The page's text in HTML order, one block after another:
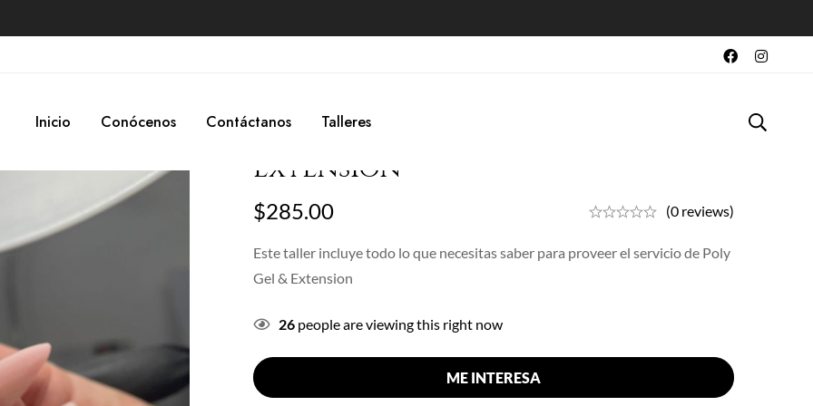
Inicio Conócenos Contáctanos Talleres
Taller Privado: Poly Gel &
Extension
$285.00 (0 reviews)
Este taller incluye todo lo que necesitas saber para proveer el servicio de Poly
Gel & Extension
26 people are viewing this right now
ME INTERESA